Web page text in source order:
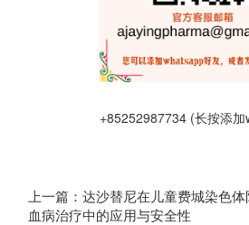
+85252987734 (长按添
上一篇：达沙替尼在儿童费城染色
血病治疗中的应用与安全性